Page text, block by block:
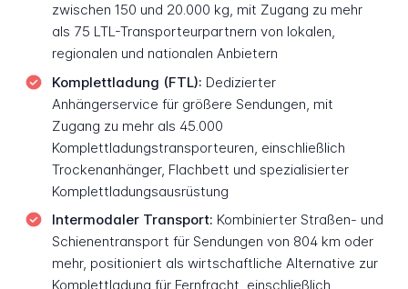
zwischen 150 und 20.000 kg, mit Zugang zu mehr
als 75 LTL-Transporteurpartnern von lokalen,
regionalen und nationalen Anbietern
Komplettladung (FTL): Dedizierter
Anhängerservice für größere Sendungen, mit
Zugang zu mehr als 45.000
Komplettladungstransporteuren, einschließlich
Trockenanhänger, Flachbett und spezialisierter
Komplettladungsausrüstung
Intermodaler Transport: Kombinierter Straßen- und
Schienentransport für Sendungen von 804 km oder
mehr, positioniert als wirtschaftliche Alternative zur
Komplettladung für Fernfracht, einschließlich